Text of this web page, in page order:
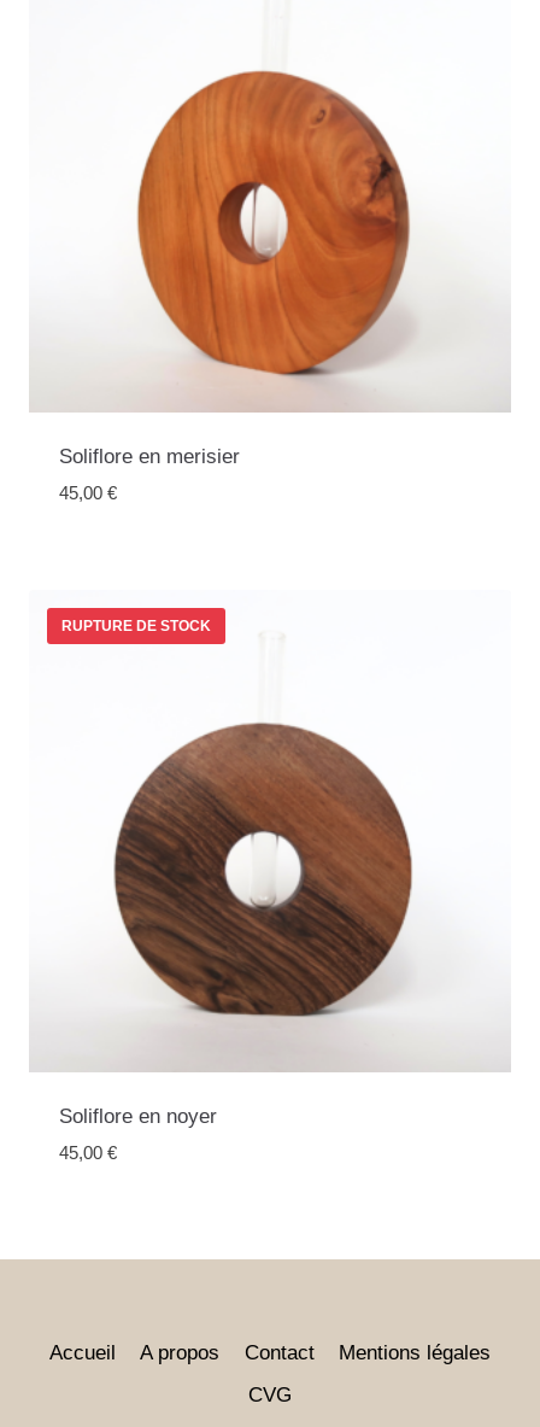
Soliflore en merisier
45,00 €
RUPTURE DE STOCK
Soliflore en noyer
45,00 €
Accueil A propos Contact
Mentions légales
CVG